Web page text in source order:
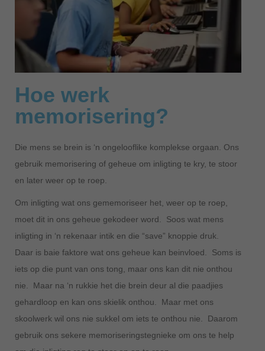
Hoe werk
memorisering?
Die mens se brein is ‘n ongelooflike komplekse orgaan. Ons
gebruik memorisering of geheue om inligting te kry, te stoor
en later weer op te roep.
Om inligting wat ons gememoriseer het, weer op te roep,
moet dit in ons geheue gekodeer word. Soos wat mens
inligting in ‘n rekenaar intik en die “save” knoppie druk.
Daar is baie faktore wat ons geheue kan beinvloed. Soms is
iets op die punt van ons tong, maar ons kan dit nie onthou
nie. Maar na ‘n rukkie het die brein deur al die paadjies
gehardloop en kan ons skielik onthou. Maar met ons
skoolwerk wil ons nie sukkel om iets te onthou nie. Daarom
gebruik ons sekere memoriseringstegnieke om ons te help